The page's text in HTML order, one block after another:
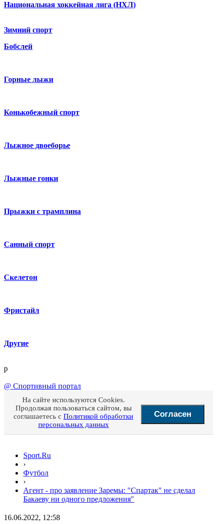
Национальная хоккейная лига (НХЛ)
Зимний спорт
Бобслей
Горные лыжи
Конькобежный спорт
Лыжное двоеборье
Лыжные гонки
Прыжки с трамплина
Санный спорт
Скелетон
Фристайл
Другие
p
@ Спортивный портал
На сайте используются Cookies.
Продолжая пользоваться сайтом, вы
соглашаетесь с Политикой обработки
персональных данных
Согласен
Sport.Ru
›
Футбол
›
Агент - про заявление Заремы: "Спартак" не сделал
Бакаеву ни одного предложения"
16.06.2022, 12:58